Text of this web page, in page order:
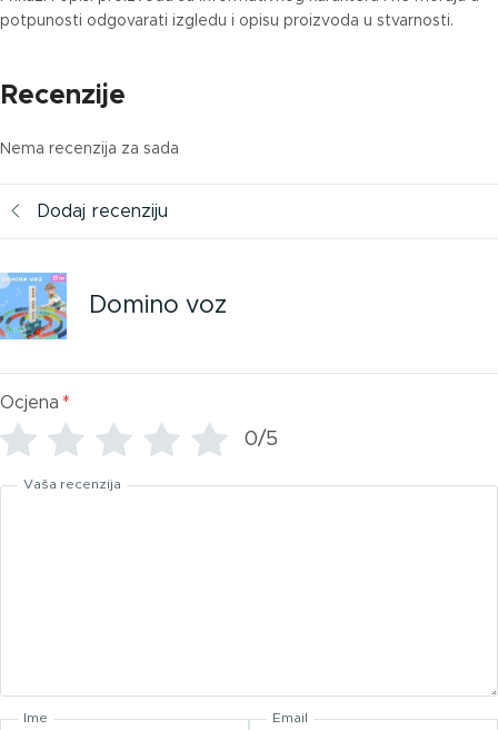
potpunosti odgovarati izgledu i opisu proizvoda u stvarnosti.
Recenzije
Nema recenzija za sada
Dodaj recenziju
Domino voz
Ocjena *
0/5
Vaša recenzija
Ime Email